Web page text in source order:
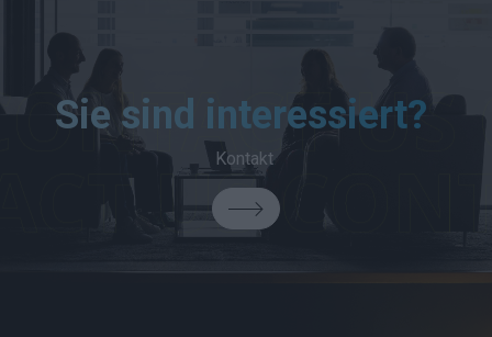
Sie sind interessiert?
Kontakt